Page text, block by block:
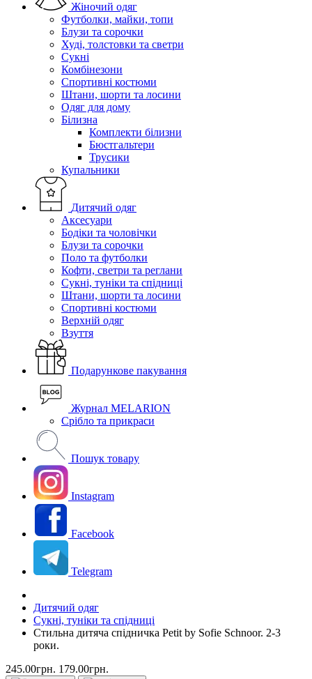
Жіночий одяг
Футболки, майки, топи
Блузи та сорочки
Худі, толстовки та светри
Сукні
Комбінезони
Спортивні костюми
Штани, шорти та лосини
Одяг для дому
Білизна
Комплекти білизни
Бюстгальтери
Трусики
Купальники
Дитячий одяг
Аксесуари
Бодіки та чоловічки
Блузи та сорочки
Поло та футболки
Кофти, светри та реглани
Сукні, туніки та спідниці
Штани, шорти та лосини
Спортивні костюми
Верхній одяг
Взуття
Подарункове пакування
Журнал MELARION
Срібло та прикраси
Пошук товару
Instagram
Facebook
Telegram
Дитячий одяг
Сукні, туніки та спідниці
Стильна дитяча спідничка Petit by Sofie Schnoor. 2-3
роки.
245.00грн. 179.00грн.